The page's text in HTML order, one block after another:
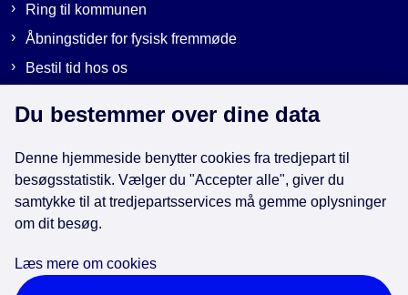
Ring til kommunen
Åbningstider for fysisk fremmøde
Bestil tid hos os
Genveje
EAN-numre i kommunen
Cookies
Du bestemmer over dine data
Denne hjemmeside benytter cookies fra tredjepart til
besøgsstatistik. Vælger du "Accepter alle", giver du
samtykke til at tredjepartsservices må gemme oplysninger
om dit besøg.
Læs mere om cookies